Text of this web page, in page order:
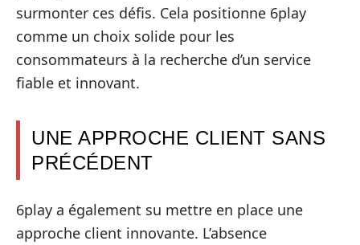
surmonter ces défis. Cela positionne 6play
comme un choix solide pour les
consommateurs à la recherche d’un service
fiable et innovant.
UNE APPROCHE CLIENT SANS
PRÉCÉDENT
6play a également su mettre en place une
approche client innovante. L’absence